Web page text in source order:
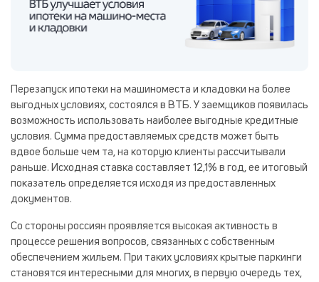
Перезапуск ипотеки на машиноместа и кладовки на более
выгодных условиях, состоялся в ВТБ. У заемщиков появилась
возможность использовать наиболее выгодные кредитные
условия. Сумма предоставляемых средств может быть
вдвое больше чем та, на которую клиенты рассчитывали
раньше. Исходная ставка составляет 12,1% в год, ее итоговый
показатель определяется исходя из предоставленных
документов.
Со стороны россиян проявляется высокая активность в
процессе решения вопросов, связанных с собственным
обеспечением жильем. При таких условиях крытые паркинги
становятся интересными для многих, в первую очередь тех,